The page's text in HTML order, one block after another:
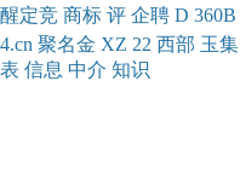
醒定竞 商标 评 企聘 D 360B
4.cn 聚名金 XZ 22 西部 玉集
表 信息 中介 知识